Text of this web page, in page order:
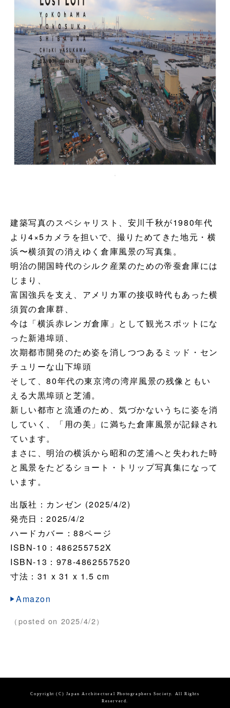
建築写真のスペシャリスト、安川千秋が1980年代
より4×5カメラを担いで、撮りためてきた地元・横
浜〜横須賀の消えゆく倉庫風景の写真集。
明治の開国時代のシルク産業のための帝蚕倉庫には
じまり、
富国強兵を支え、アメリカ軍の接収時代もあった横
須賀の倉庫群、
今は「横浜赤レンガ倉庫」として観光スポットにな
った新港埠頭、
次期都市開発のため姿を消しつつあるミッド・セン
チュリーな山下埠頭
そして、80年代の東京湾の湾岸風景の残像ともい
える大黒埠頭と芝浦。
新しい都市と流通のため、気づかないうちに姿を消
していく、「用の美」に満ちた倉庫風景が記録され
ています。
まさに、明治の横浜から昭和の芝浦へと失われた時
と風景をたどるショート・トリップ写真集になって
います。
出版社：カンゼン (2025/4/2)
発売日：2025/4/2
ハードカバー：88ページ
ISBN-10：486255752X
ISBN-13：978-4862557520
寸法：31 x 31 x 1.5 cm
Amazon
（posted on 2025/4/2）
Copyright (C) Japan Architectural Photographers Society. All Rights
Reserverd.